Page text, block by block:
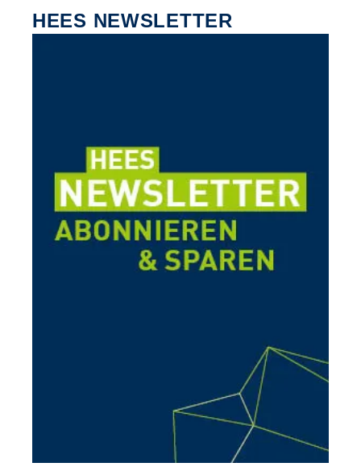
HEES NEWSLETTER